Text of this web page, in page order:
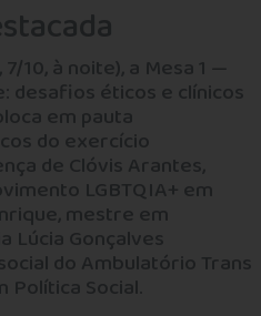
10, à noite), a Mesa 1 —
desafios éticos e clínicos
em pauta
do exercício
de Clóvis Arantes,
LGBTQIA+ em
mestre em
Lúcia Gonçalves
do Ambulatório Trans
Política Social.